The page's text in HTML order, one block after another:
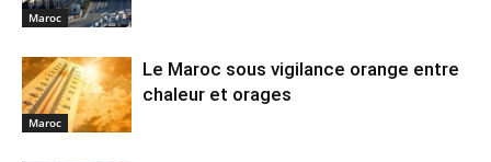
Maroc
Maroc
Le Maroc sous vigilance orange entre
chaleur et orages